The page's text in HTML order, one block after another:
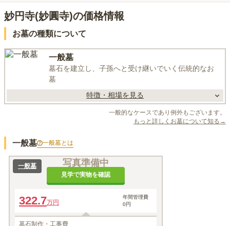
妙円寺(妙圓寺)の価格情報
お墓の種類について
一般墓
墓石を建立し、子孫へと受け継いでいく伝統的なお
墓
特徴・相場を見る
一般的なケースであり例外もございます。
もっと詳しくお墓について知る→
一般墓 一般墓とは
写真準備中
見学で実物を確認
一般墓
322.7万円
年間管理費
0円
墓石制作・工事費